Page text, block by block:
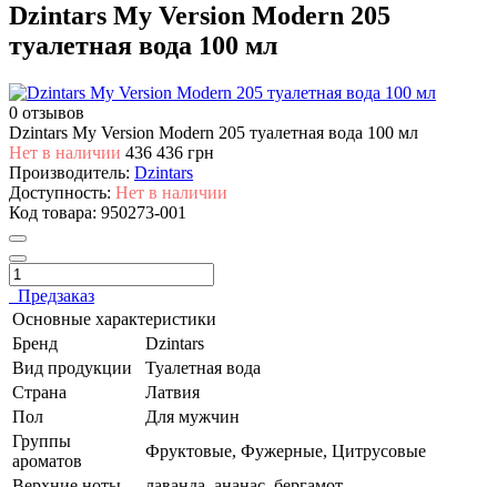
Dzintars My Version Modern 205
туалетная вода 100 мл
0 отзывов
Dzintars My Version Modern 205 туалетная вода 100 мл
Нет в наличии 436 436 грн
Производитель: Dzintars
Доступность: Нет в наличии
Код товара: 950273-001
Предзаказ
Основные характеристики
Бренд
Dzintars
Вид продукции
Туалетная вода
Страна
Латвия
Пол
Для мужчин
Группы
ароматов
Фруктовые, Фужерные, Цитрусовые